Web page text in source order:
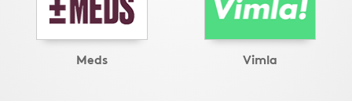
Meds Vimla